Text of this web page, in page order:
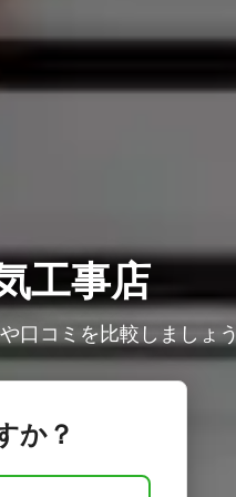
工事店
口コミを比較しましょう
か？